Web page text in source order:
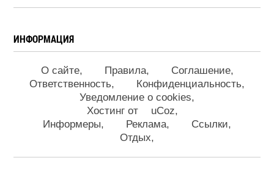
ИНФОРМАЦИЯ
О сайте Правила
Соглашение
Ответственность
Конфиденциальность
Уведомление о cookies
Хостинг от
uCoz
Информеры
Реклама
Ссылки
Отдых